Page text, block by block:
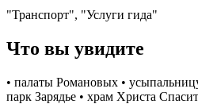
"Транспорт", "Услуги гида"
Что вы увидите
• палаты Романовых •
парк Зарядье • храм Христа